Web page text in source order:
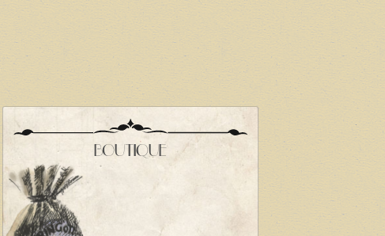
BOUTIQUE